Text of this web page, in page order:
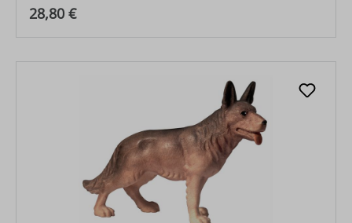
Regulärer Preis:
28,80 €